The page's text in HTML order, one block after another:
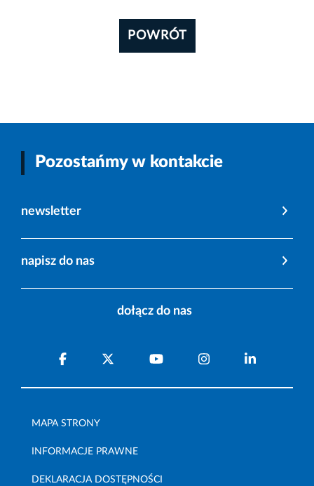
POWRÓT
Pozostańmy w kontakcie
newsletter
napisz do nas
dołącz do nas
MAPA STRONY
INFORMACJE PRAWNE
DEKLARACJA DOSTĘPNOŚCI